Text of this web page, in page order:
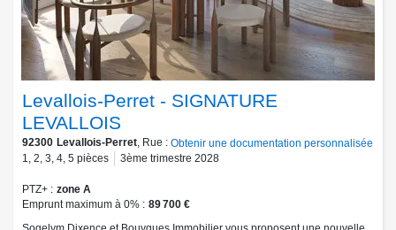
Levallois-Perret - SIGNATURE
LEVALLOIS
92300 Levallois-Perret, Rue : Obtenir une documentation personnalisée
1, 2, 3, 4, 5 pièces 3ème trimestre 2028
PTZ+
zone A
Emprunt maximum à 0%
89 700 €